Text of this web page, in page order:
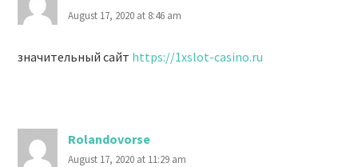
August 17, 2020 at 8:46 am
значительный сайт https://1xslot-casino.ru
Rolandovorse
August 17, 2020 at 11:29 am